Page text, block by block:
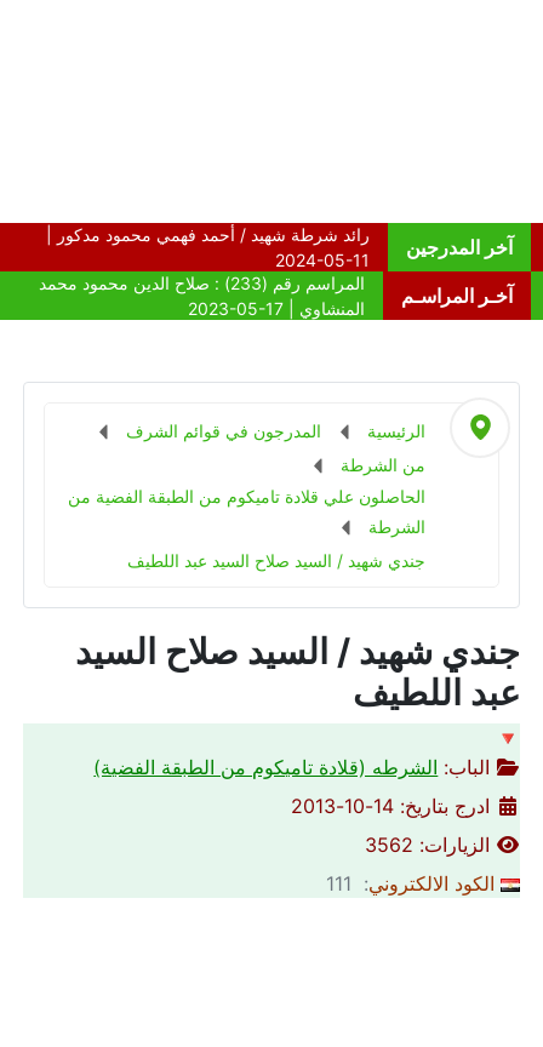
آخر المدرجين
آخـر المراسـم
الرئيسية
المدرجون في قوائم الشرف
من الشرطة
الحاصلون علي قلادة تاميكوم من الطبقة الفضية من
الشرطة
جندي شهيد / السيد صلاح السيد عبد اللطيف
جندي شهيد / السيد صلاح السيد
عبد اللطيف
🔻
الباب: الشرطه (قلادة تاميكوم من الطبقة الفضية)
ادرج بتاريخ: 14-10-2013
الزيارات: 3562
الكود الالكتروني: 111